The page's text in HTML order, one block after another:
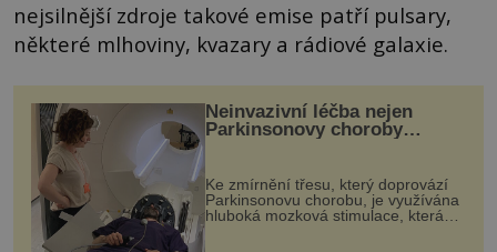
nejsilnější zdroje takové emise patří pulsary,
některé mlhoviny, kvazary a rádiové galaxie.
Neinvazivní léčba nejen
Parkinsonovy choroby
Ke zmírnění třesu, který doprovází
Parkinsonovu chorobu, je využívána
hluboká mozková stimulace, která
však vyžaduje vysoce invazivní